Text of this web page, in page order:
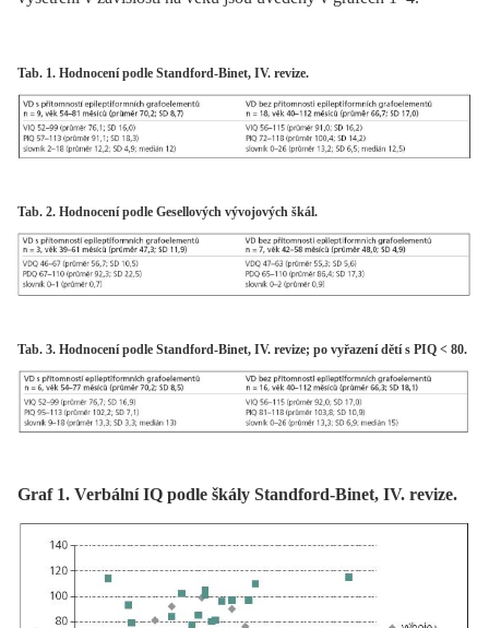
Tab. 1. Hodnocení podle Standford-Binet, IV. revize.
Tab. 2. Hodnocení podle Gesellových vývojových škál.
Tab. 3. Hodnocení podle Standford-Binet, IV. revize; po vyřazení dětí s PIQ < 80.
Graf 1. Verbální IQ podle škály Standford-Binet, IV. revize.